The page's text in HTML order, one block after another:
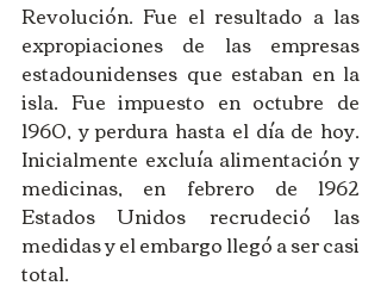
Revolución. Fue el resultado a las
expropiaciones de las empresas
estadounidenses que estaban en la
isla. Fue impuesto en octubre de
1960, y perdura hasta el día de hoy.
Inicialmente excluía alimentación y
medicinas, en febrero de 1962
Estados Unidos recrudeció las
medidas y el embargo llegó a ser casi
total.